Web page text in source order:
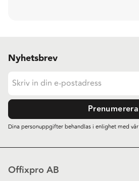
Nyhetsbrev
Prenumerera
Dina personuppgifter behandlas i enlighet med vår
Offixpro AB